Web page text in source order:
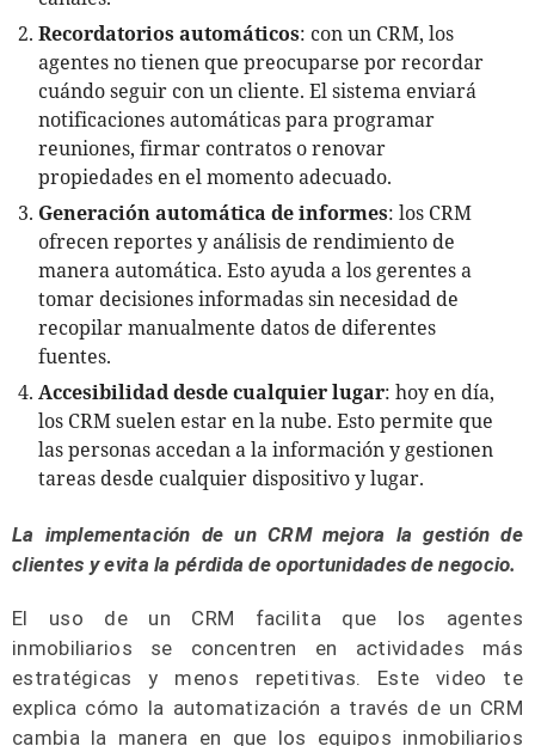
Recordatorios automáticos: con un CRM, los
agentes no tienen que preocuparse por recordar
cuándo seguir con un cliente. El sistema enviará
notificaciones automáticas para programar
reuniones, firmar contratos o renovar
propiedades en el momento adecuado.
Generación automática de informes: los CRM
ofrecen reportes y análisis de rendimiento de
manera automática. Esto ayuda a los gerentes a
tomar decisiones informadas sin necesidad de
recopilar manualmente datos de diferentes
fuentes.
Accesibilidad desde cualquier lugar: hoy en día,
los CRM suelen estar en la nube. Esto permite que
las personas accedan a la información y gestionen
tareas desde cualquier dispositivo y lugar.
La implementación de un CRM mejora la gestión de
clientes y evita la pérdida de oportunidades de negocio.
El uso de un CRM facilita que los agentes
inmobiliarios se concentren en actividades más
estratégicas y menos repetitivas. Este video te
explica cómo la automatización a través de un CRM
cambia la manera en que los equipos inmobiliarios